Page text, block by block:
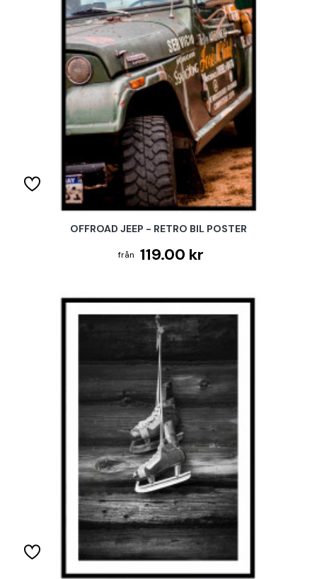
OFFROAD JEEP - RETRO BIL POSTER
119.00 kr